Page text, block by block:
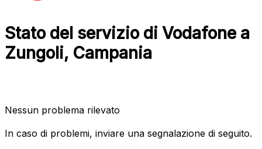
Stato del servizio di Vodafone a
Zungoli, Campania
Nessun problema rilevato
In caso di problemi, inviare una segnalazione di seguito.